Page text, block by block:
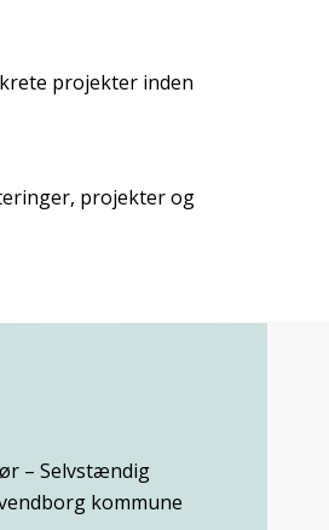
projekter inden
projekter og
– Selvstændig
kommune